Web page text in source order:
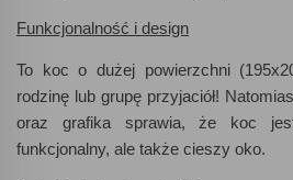
Funkcjonalność i design
To koc o dużej powierzchni
rodzinę lub grupę przyjaciół!
oraz grafika sprawia, że koc
funkcjonalny, ale także cieszy oko.